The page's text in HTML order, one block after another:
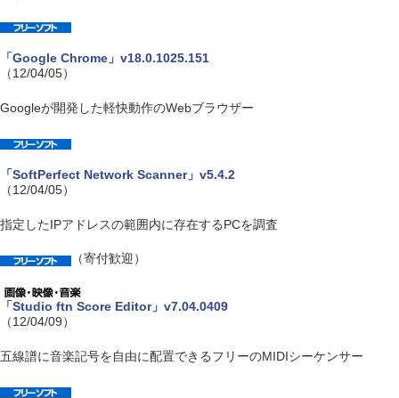
「Google Chrome」v18.0.1025.151
（12/04/05）
Googleが開発した軽快動作のWebブラウザー
「SoftPerfect Network Scanner」v5.4.2
（12/04/05）
指定したIPアドレスの範囲内に存在するPCを調査
（寄付歓迎）
「Studio ftn Score Editor」v7.04.0409
（12/04/09）
五線譜に音楽記号を自由に配置できるフリーのMIDIシーケンサー